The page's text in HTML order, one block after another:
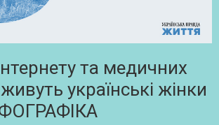
та медичних
українські жінки